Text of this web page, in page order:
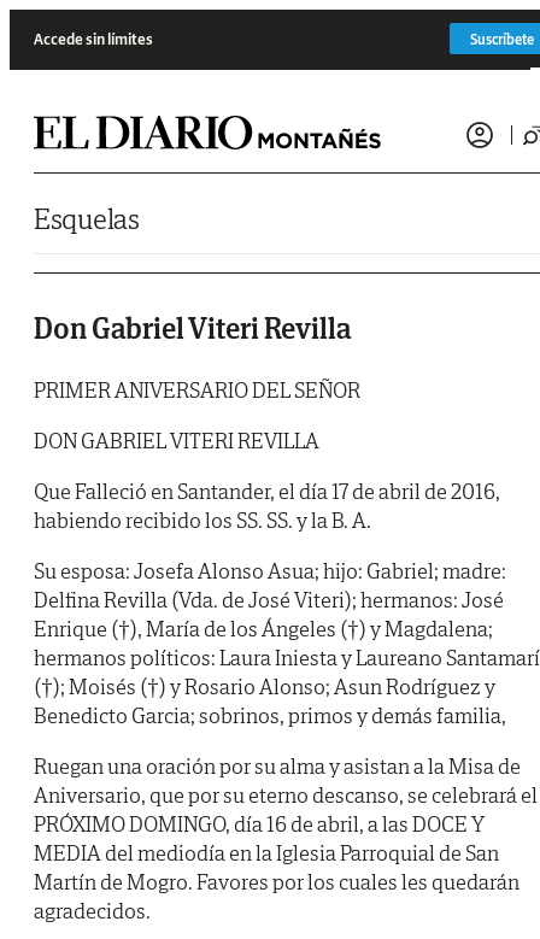
Accede sin límites Suscríbete
Esquelas
Don Gabriel Viteri Revilla
PRIMER ANIVERSARIO DEL SEÑOR
DON GABRIEL VITERI REVILLA
Que Falleció en Santander, el día 17 de abril de 2016,
habiendo recibido los SS. SS. y la B. A.
Su esposa: Josefa Alonso Asua; hijo: Gabriel; madre:
Delfina Revilla (Vda. de José Viteri); hermanos: José
Enrique (†), María de los Ángeles (†) y Magdalena;
hermanos políticos: Laura Iniesta y Laureano
(†); Moisés (†) y Rosario Alonso; Asun Rodríguez y
Benedicto Garcia; sobrinos, primos y demás familia,
Ruegan una oración por su alma y asistan a la Misa de
Aniversario, que por su eterno descanso, se celebrará el
PRÓXIMO DOMINGO, día 16 de abril, a las DOCE Y
MEDIA del mediodía en la Iglesia Parroquial de San
Martín de Mogro. Favores por los cuales les quedarán
agradecidos.